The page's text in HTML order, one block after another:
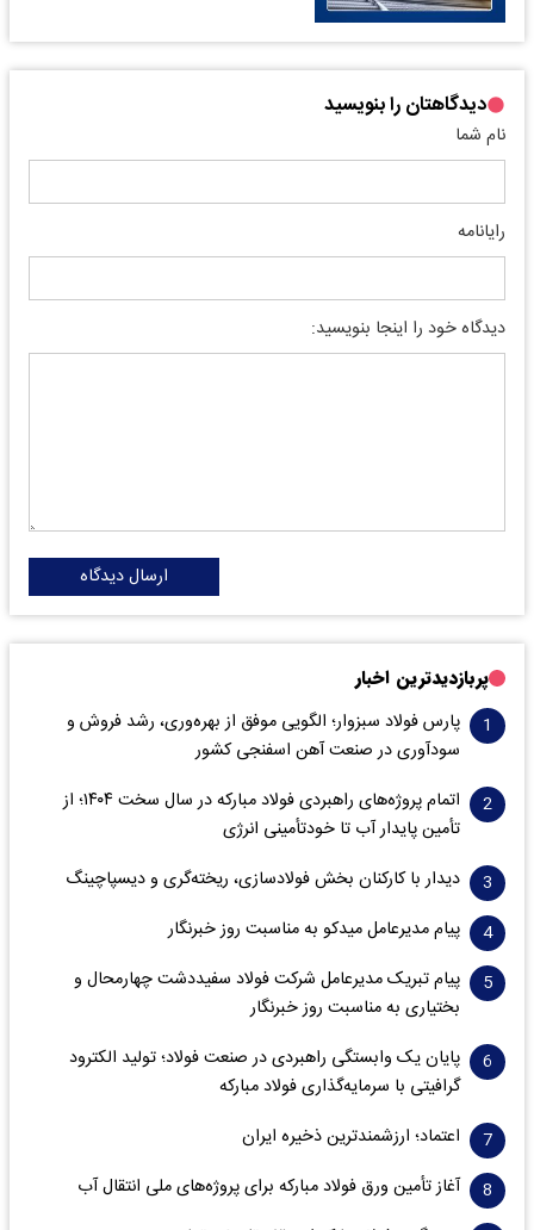
دیدگاهتان را بنویسید
نام شما
رایانامه
دیدگاه خود را اینجا بنویسید:
ارسال دیدگاه
پربازدیدترین اخبار
پارس فولاد سبزوار؛ الگویی موفق از بهره‌وری، رشد فروش و
سود‌آوری در صنعت آهن اسفنجی کشور
اتمام پروژه‌های راهبردی فولاد مبارکه در سال سخت ۱۴۰۴؛ از
تأمین پایدار آب تا خودتأمینی انرژی
دیدار با کارکنان بخش فولادسازی، ریخته‌گری و دیسپاچینگ
پیام مدیرعامل میدکو به مناسبت روز خبرنگار
پیام تبریک مدیرعامل شرکت فولاد سفیددشت چهارمحال و
بختیاری به مناسبت روز خبرنگار
پایان یک وابستگی راهبردی در صنعت فولاد؛ تولید الکترود
گرافیتی با سرمایه‌گذاری فولاد مبارکه
اعتماد؛ ارزشمندترین ذخیره ایران
آغاز تأمین ورق فولاد مبارکه برای پروژه‌های ملی انتقال آب